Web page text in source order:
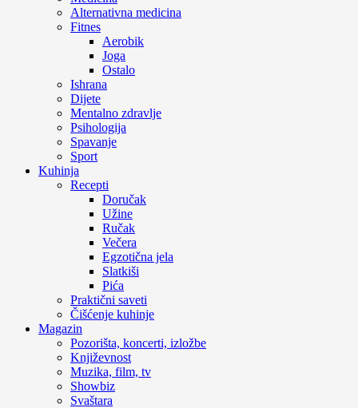
Alternativna medicina
Fitnes
Aerobik
Joga
Ostalo
Ishrana
Dijete
Mentalno zdravlje
Psihologija
Spavanje
Sport
Kuhinja
Recepti
Doručak
Užine
Ručak
Večera
Egzotična jela
Slatkiši
Pića
Praktični saveti
Čišćenje kuhinje
Magazin
Pozorišta, koncerti, izložbe
Književnost
Muzika, film, tv
Showbiz
Svaštara